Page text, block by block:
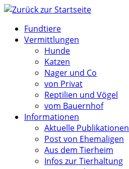
Zum
springenFundtiere
Vermittlungen
Hunde
Katzen
Nager und Co
von Privat
Reptilien und Vögel
vom Bauernhof
Informationen
Aktuelle Publikationen
Post von Ehemaligen
Aus dem Tierheim
Infos zur Tierhaltung